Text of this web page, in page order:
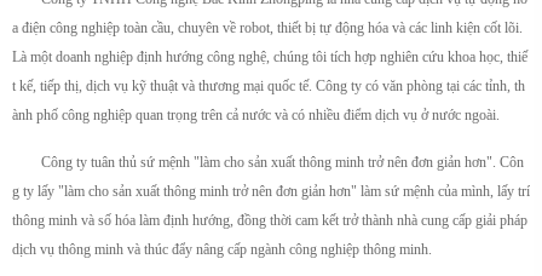
a điện công nghiệp toàn cầu, chuyên về robot, thiết bị tự động hóa và các linh kiện cốt lõi.
Là một doanh nghiệp định hướng công nghệ, chúng tôi tích hợp nghiên cứu khoa học, thiế
t kế, tiếp thị, dịch vụ kỹ thuật và thương mại quốc tế. Công ty có văn phòng tại các tỉnh, th
ành phố công nghiệp quan trọng trên cả nước và có nhiều điểm dịch vụ ở nước ngoài.
Công ty tuân thủ sứ mệnh "làm cho sản xuất thông minh trở nên đơn giản hơn". Côn
g ty lấy "làm cho sản xuất thông minh trở nên đơn giản hơn" làm sứ mệnh của mình, lấy trí
thông minh và số hóa làm định hướng, đồng thời cam kết trở thành nhà cung cấp giải pháp
dịch vụ thông minh và thúc đẩy nâng cấp ngành công nghiệp thông minh.